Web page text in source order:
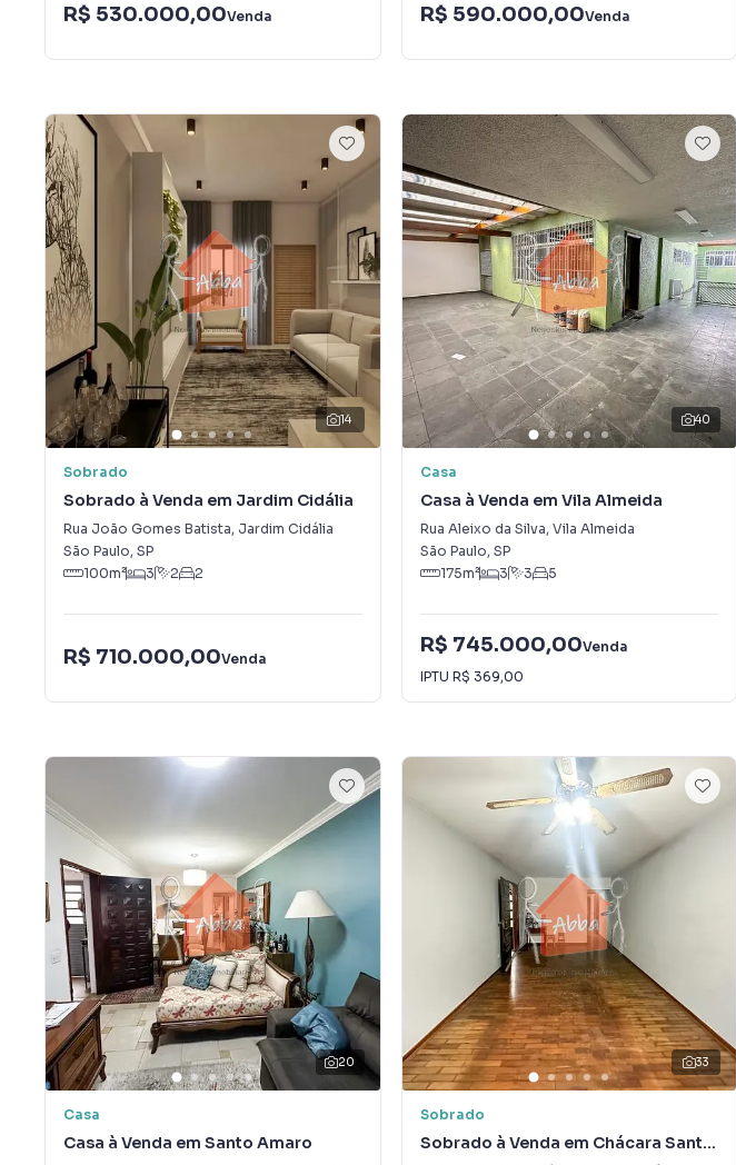
R$ 530.000,00Venda R$ 590.000,00Venda
14
Sobrado
Sobrado à Venda em Jardim Cidália
Rua João Gomes Batista, Jardim Cidália
São Paulo, SP
100m² 3 2 2
R$ 710.000,00Venda
40
Casa
Casa à Venda em Vila Almeida
Rua Aleixo da Silva, Vila Almeida
São Paulo, SP
175m² 3 3 5
R$ 745.000,00Venda
IPTU R$ 369,00
20
Casa
Casa à Venda em Santo Amaro
33
Sobrado
Sobrado à Venda em Chácara Santo